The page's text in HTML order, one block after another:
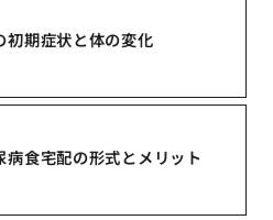
初期症状と体の変化
食宅配の形式とメリット